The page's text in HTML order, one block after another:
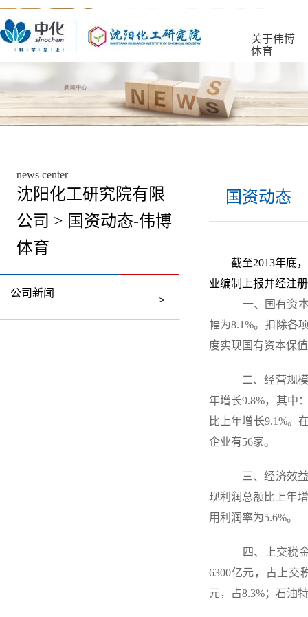
关于伟博
体育
news center
沈阳化工研究院有限
公司 > 国资动态-伟博
体育
公司新闻
国资动态
截至2013年底
业编制上报并经注
一、国有资本
幅为8.1%。扣除各
度实现国有资本保
二、经营规模
年增长9.8%，其中
比上年增长9.1%。
企业有56家。
三、经济效益
现利润总额比上年
用利润率为5.6%。
四、上交税金
6300亿元，占上交
元，占8.3%；石油